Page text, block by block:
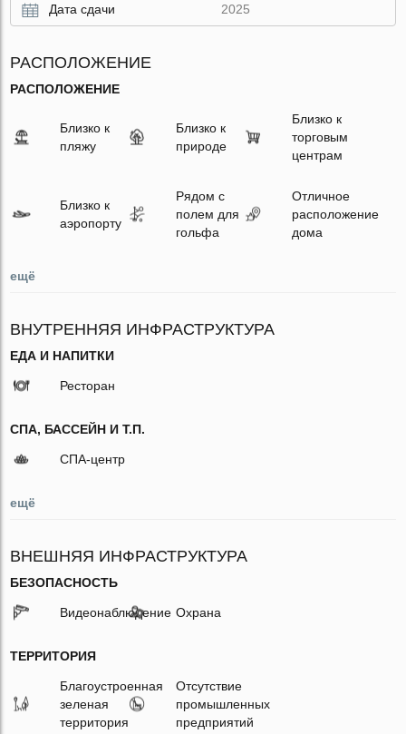
Дата сдачи
2025
РАСПОЛОЖЕНИЕ
РАСПОЛОЖЕНИЕ
Близко к
пляжу
Близко к
природе
Близко к
торговым
центрам
Близко к
аэропорту
Рядом с
полем для
гольфа
Отличное
расположение
дома
ещё
ВНУТРЕННЯЯ ИНФРАСТРУКТУРА
ЕДА И НАПИТКИ
Ресторан
СПА, БАССЕЙН И Т.П.
СПА-центр
ещё
ВНЕШНЯЯ ИНФРАСТРУКТУРА
БЕЗОПАСНОСТЬ
Видеонаблюдение Охрана
ТЕРРИТОРИЯ
Благоустроенная
зеленая
территория
Отсутствие
промышленных
предприятий